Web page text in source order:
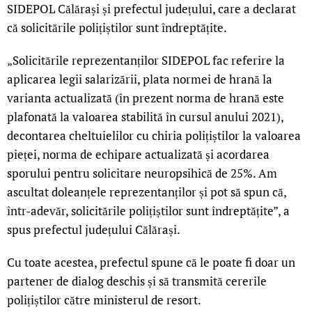
SIDEPOL Călărași și prefectul județului, care a declarat
că solicitările polițiștilor sunt îndreptățite.
„Solicitările reprezentanților SIDEPOL fac referire la
aplicarea legii salarizării, plata normei de hrană la
varianta actualizată (în prezent norma de hrană este
plafonată la valoarea stabilită în cursul anului 2021),
decontarea cheltuielilor cu chiria polițiștilor la valoarea
pieței, norma de echipare actualizată și acordarea
sporului pentru solicitare neuropsihică de 25%. Am
ascultat doleanțele reprezentanților și pot să spun că,
într-adevăr, solicitările polițiștilor sunt îndreptățite”, a
spus prefectul județului Călărași.
Cu toate acestea, prefectul spune că le poate fi doar un
partener de dialog deschis și să transmită cererile
polițiștilor către ministerul de resort.